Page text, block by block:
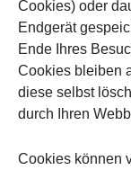
Cookies) oder
Endgerät
Ende Ihres
Cookies bleiben
diese selbst
durch Ihren
Cookies können